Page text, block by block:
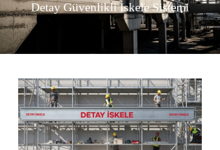
Detay Güvenlikli İskele Sistemi